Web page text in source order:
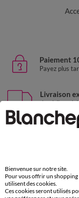
Paiement
Payez plus
Livraison
domicile,
Retours
par chat et
de 8h00 à
Bienvenue sur notre site.
Pour vous offrir un
utilisent des cookies.
Ces cookies seront utilisés